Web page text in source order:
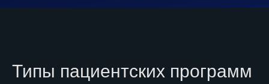
Типы пациентских программ